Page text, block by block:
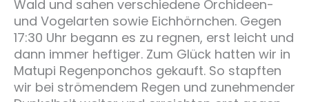
Wald und sahen verschiedene Orchideen-
und Vogelarten sowie Eichhörnchen. Gegen
17:30 Uhr begann es zu regnen, erst leicht und
dann immer heftiger. Zum Glück hatten wir in
Matupi Regenponchos gekauft. So stapften
wir bei strömendem Regen und zunehmender